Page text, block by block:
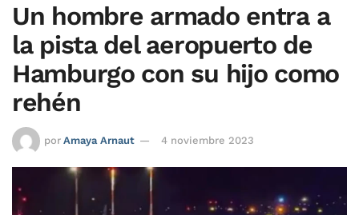
Un hombre armado entra a
la pista del aeropuerto de
Hamburgo con su hijo como
rehén
por Amaya Arnaut 4 noviembre 2023